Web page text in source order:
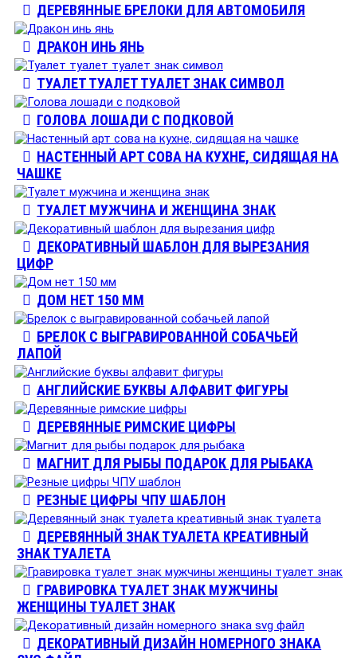
ДЕРЕВЯННЫЕ БРЕЛОКИ ДЛЯ АВТОМОБИЛЯ
ДРАКОН ИНЬ ЯНЬ
ТУАЛЕТ ТУАЛЕТ ТУАЛЕТ ЗНАК СИМВОЛ
ГОЛОВА ЛОШАДИ С ПОДКОВОЙ
НАСТЕННЫЙ АРТ СОВА НА КУХНЕ, СИДЯЩАЯ НА
ЧАШКЕ
ТУАЛЕТ МУЖЧИНА И ЖЕНЩИНА ЗНАК
ДЕКОРАТИВНЫЙ ШАБЛОН ДЛЯ ВЫРЕЗАНИЯ
ЦИФР
ДОМ НЕТ 150 ММ
БРЕЛОК С ВЫГРАВИРОВАННОЙ СОБАЧЬЕЙ
ЛАПОЙ
АНГЛИЙСКИЕ БУКВЫ АЛФАВИТ ФИГУРЫ
ДЕРЕВЯННЫЕ РИМСКИЕ ЦИФРЫ
МАГНИТ ДЛЯ РЫБЫ ПОДАРОК ДЛЯ РЫБАКА
РЕЗНЫЕ ЦИФРЫ ЧПУ ШАБЛОН
ДЕРЕВЯННЫЙ ЗНАК ТУАЛЕТА КРЕАТИВНЫЙ
ЗНАК ТУАЛЕТА
ГРАВИРОВКА ТУАЛЕТ ЗНАК МУЖЧИНЫ
ЖЕНЩИНЫ ТУАЛЕТ ЗНАК
ДЕКОРАТИВНЫЙ ДИЗАЙН НОМЕРНОГО ЗНАКА